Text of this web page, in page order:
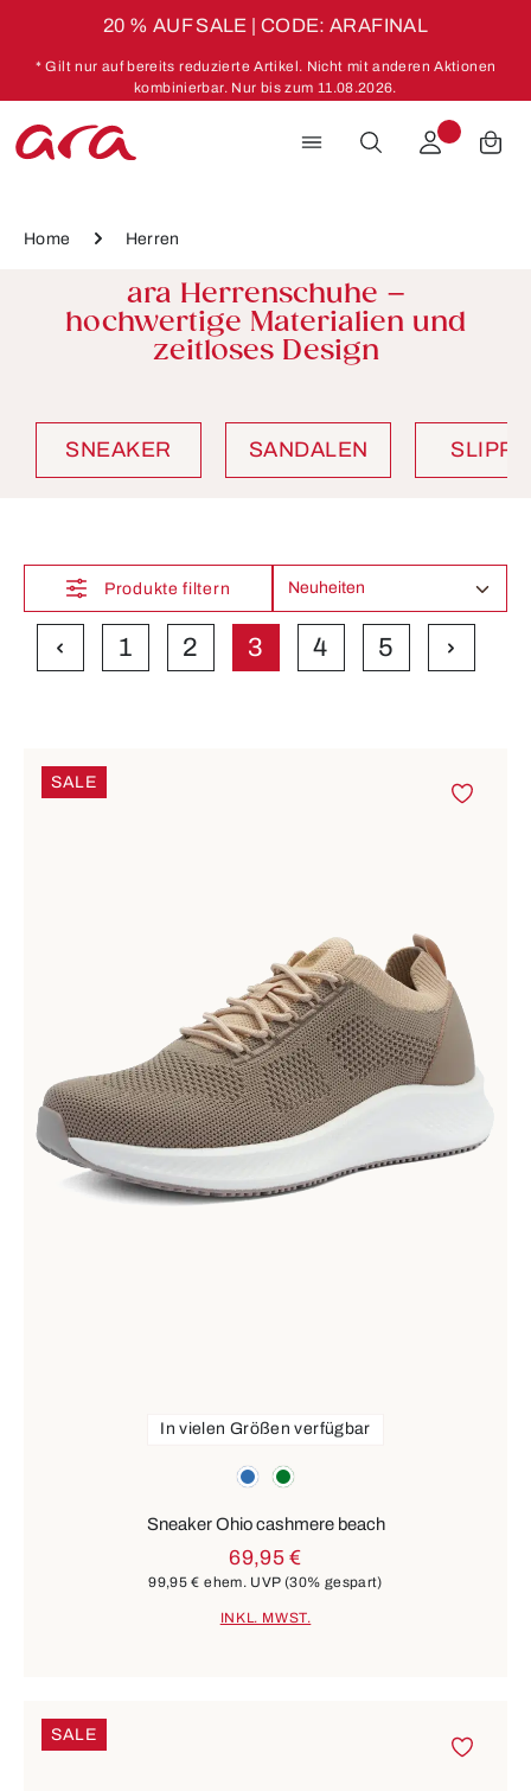
20 % AUF SALE | CODE: ARAFINAL
* Gilt nur auf bereits reduzierte Artikel. Nicht mit anderen Aktionen
kombinierbar. Nur bis zum 11.08.2026.
Home Herren
ara Herrenschuhe –
hochwertige Materialien und
zeitloses Design
SNEAKER SANDALEN
Seite
1 Seite
2 Seite
3 Seite
4 Seite
5
Produkte filtern
SALE
blau grün
In vielen Größen verfügbar
Sneaker Ohio cashmere beach
69,95 €
99,95 € ehem. UVP (30% gespart)
INKL. MWST.
SALE